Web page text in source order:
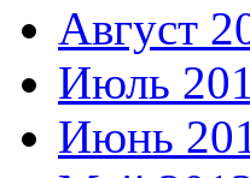
Август
Июль
Июнь